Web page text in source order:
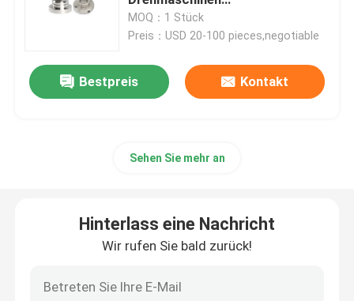
cnc-Präzisionsbearbeitung
Bearbeitungsdienstleistungen Edelstahl CNC
Maschinelle Bearbeitung CNC der geringen Lautstärke
Blechbearbeitungsdienst
Bearbeitungsteile hohe Präzision
MOQ：1 Stück
Preis：USD 20-100 pieces,negotiable
Bestpreis Kontakt
Sehen Sie mehr an
Hinterlass eine Nachricht
Wir rufen Sie bald zurück!